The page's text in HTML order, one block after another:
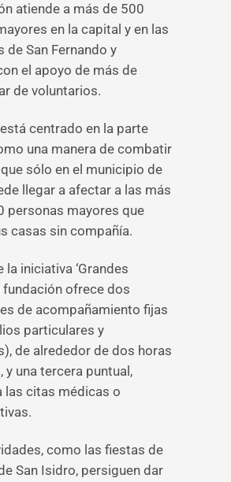
atiende a más de 500
en la capital y en las
de San Fernando y
el apoyo de más de
de voluntarios.
centrado en la parte
una manera de combatir
sólo en el municipio de
llegar a afectar a las más
personas mayores que
casas sin compañía.
la iniciativa ‘Grandes
fundación ofrece dos
de acompañamiento fijas
particulares y
de alrededor de dos horas
y una tercera puntual,
las citas médicas o
como las fiestas de
San Isidro, persiguen dar